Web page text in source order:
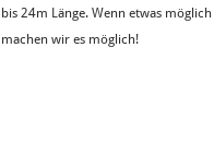
bis 24m Länge. Wenn etwas
machen wir es möglich!